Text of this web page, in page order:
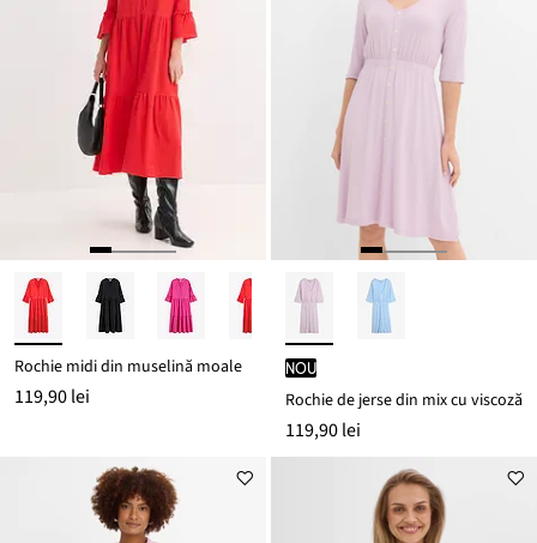
Rochie midi din muselină moale
119,90 lei
nou
Rochie de jerse din mix cu viscoză
119,90 lei